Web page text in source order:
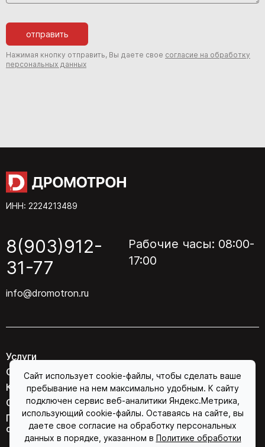
отправить
Нажимая кнопку отправить, Вы даете свое согласие на обработку
персональных данных
ИНН: 2224213489
8(903)912-
31-77
info@dromotron.ru
Рабочие часы: 08:00-
17:00
Услуги
О компании
Контакты
Соглашение об обработке персональных данных
Политика конфиденциальности в отношении
обработки персональных данных
Сайт использует cookie-файлы, чтобы сделать ваше
пребывание на нем максимально удобным. К сайту
подключен сервис веб-аналитики Яндекс.Метрика,
использующий cookie-файлы. Оставаясь на сайте, вы
даете свое согласие на обработку персональных
данных в порядке, указанном в Политике обработки